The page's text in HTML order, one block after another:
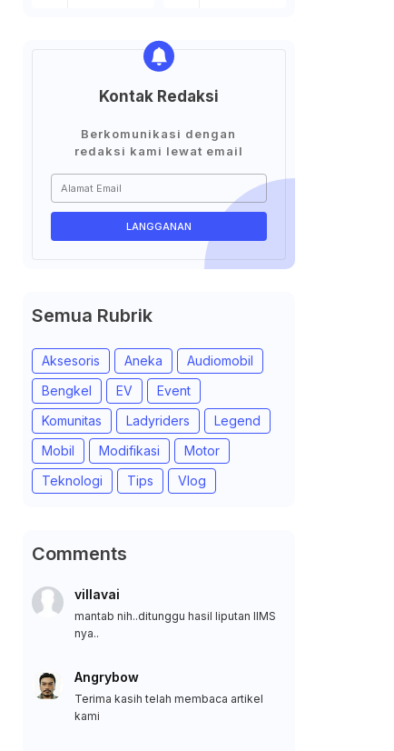
Kontak Redaksi
Berkomunikasi dengan
redaksi kami lewat email
Semua Rubrik
Aksesoris Aneka
Audiomobil
Bengkel
EV
Event
Komunitas
Ladyriders
Legend
Mobil
Modifikasi
Motor
Teknologi
Tips Vlog
Comments
villavai
mantab nih..ditunggu hasil liputan IIMS
nya..
Angrybow
Terima kasih telah membaca artikel
kami